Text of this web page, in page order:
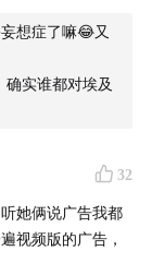
想症了嘛😂又
实谁都对埃及
32
她俩说广告我都
视频版的广告，